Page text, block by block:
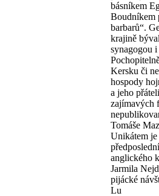
básníkem
Boudníkem
barbarů“.
krajině
synagogou
Kersku či
hospody
a jeho
zajímavých
Tomáše
Unikátem
anglického
Jarmila
pijácké
Lu